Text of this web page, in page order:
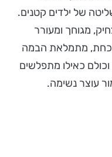
של ילדים קטנים.
מגוחך ומעורר
מתמלאת הבמה
כאילו מתפלשים
עוצר נשימה.